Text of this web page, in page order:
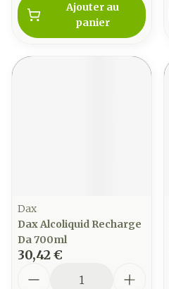
Ajouter au
panier
Dax
Dax Alcoliquid Recharge
Da 700ml
30,42 €